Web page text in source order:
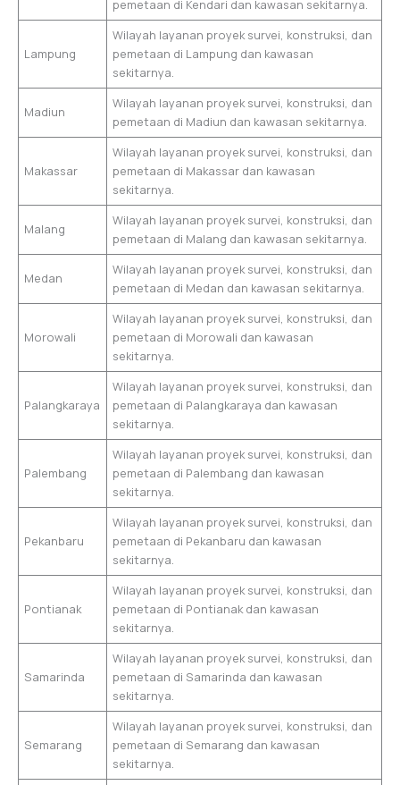
pemetaan di Kendari dan kawasan sekitarnya.
Lampung
Wilayah layanan proyek survei, konstruksi, dan
pemetaan di Lampung dan kawasan
sekitarnya.
Madiun
Wilayah layanan proyek survei, konstruksi, dan
pemetaan di Madiun dan kawasan sekitarnya.
Makassar
Wilayah layanan proyek survei, konstruksi, dan
pemetaan di Makassar dan kawasan
sekitarnya.
Malang
Wilayah layanan proyek survei, konstruksi, dan
pemetaan di Malang dan kawasan sekitarnya.
Medan
Wilayah layanan proyek survei, konstruksi, dan
pemetaan di Medan dan kawasan sekitarnya.
Morowali
Wilayah layanan proyek survei, konstruksi, dan
pemetaan di Morowali dan kawasan
sekitarnya.
Palangkaraya
Wilayah layanan proyek survei, konstruksi, dan
pemetaan di Palangkaraya dan kawasan
sekitarnya.
Palembang
Wilayah layanan proyek survei, konstruksi, dan
pemetaan di Palembang dan kawasan
sekitarnya.
Pekanbaru
Wilayah layanan proyek survei, konstruksi, dan
pemetaan di Pekanbaru dan kawasan
sekitarnya.
Pontianak
Wilayah layanan proyek survei, konstruksi, dan
pemetaan di Pontianak dan kawasan
sekitarnya.
Samarinda
Wilayah layanan proyek survei, konstruksi, dan
pemetaan di Samarinda dan kawasan
sekitarnya.
Semarang
Wilayah layanan proyek survei, konstruksi, dan
pemetaan di Semarang dan kawasan
sekitarnya.